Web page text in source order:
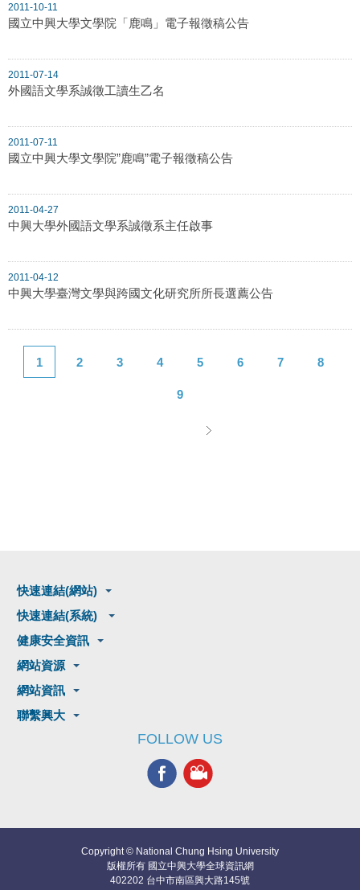
2011-10-11
國立中興大學文學院「鹿鳴」電子報徵稿公告
2011-07-14
外國語文學系誠徵工讀生乙名
2011-07-11
國立中興大學文學院”鹿鳴”電子報徵稿公告
2011-04-27
中興大學外國語文學系誠徵系主任啟事
2011-04-12
中興大學臺灣文學與跨國文化研究所所長選薦公告
1 2 3 4 5 6 7 8
9
快速連結(網站)
快速連結(系統)
健康安全資訊
網站資源
網站資訊
聯繫興大
FOLLOW US
Copyright © National Chung Hsing University
版權所有 國立中興大學全球資訊網
402202 台中市南區興大路145號